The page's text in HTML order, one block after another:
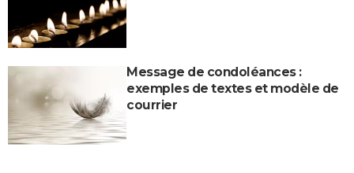
Message de condoléances :
exemples de textes et modèle de
courrier